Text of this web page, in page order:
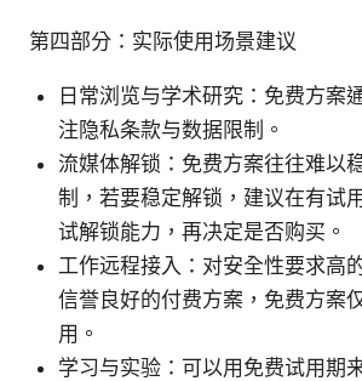
第四部分：实际使用场景建议
日常浏览与学术研究：免费方案
注隐私条款与数据限制。
流媒体解锁：免费方案往往难以
制，若要稳定解锁，建议在有试
试解锁能力，再决定是否购买。
工作远程接入：对安全性要求高
信誉良好的付费方案，免费方案
用。
学习与实验：可以用免费试用期